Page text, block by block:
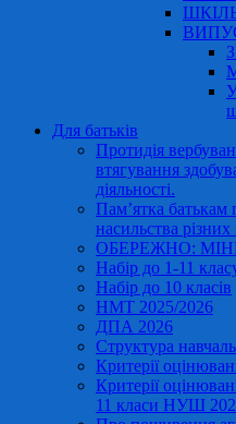
Для батьків
Протидія
втягування
діяльності.
Пам’ятка батькам
насильства
ОБЕРЕЖНО:
Набір до 1-11
Набір до 10 класів
НМТ 2025/2026
ДПА 2026
Структура
Критерії
Критерії
11 класи НУШ